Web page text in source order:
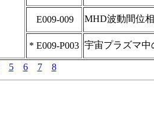
E009-009 MHD波動間位
* E009-P003 宇宙プラズマ
5 6 7 8